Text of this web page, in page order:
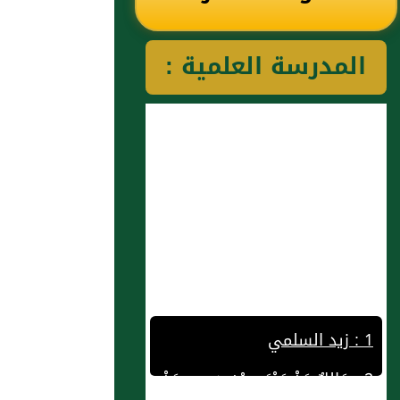
رياض الصالحين
للإمام النووي
المدرسة العلمية :
1 : زيد السلمي
2 : مَالِكٌ عَنْ يَحْيَى بْنِ سَعِيدٍ عَنْ
أَبِي سَلَمَةَ بْنِ عَبْدِ الرَّحْمَنِ أَنَّهُ